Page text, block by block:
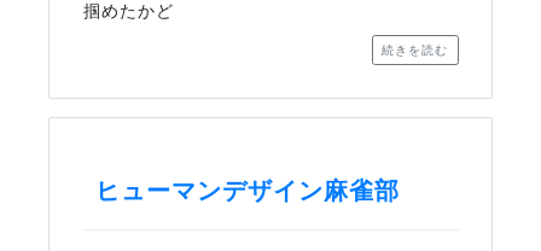
掴めたかど
続きを読む
ヒューマンデザイン麻雀部